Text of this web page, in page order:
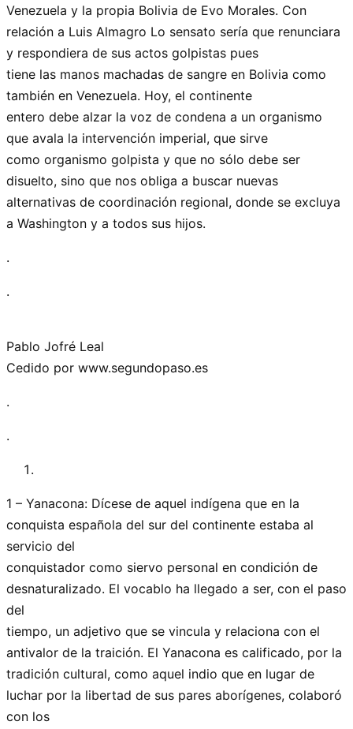
Venezuela y la propia Bolivia de Evo Morales. Con
relación a Luis Almagro Lo sensato sería que renunciara
y respondiera de sus actos golpistas pues
tiene las manos machadas de sangre en Bolivia como
también en Venezuela. Hoy, el continente
entero debe alzar la voz de condena a un organismo
que avala la intervención imperial, que sirve
como organismo golpista y que no sólo debe ser
disuelto, sino que nos obliga a buscar nuevas
alternativas de coordinación regional, donde se excluya
a Washington y a todos sus hijos.
.
.
Pablo Jofré Leal
Cedido por www.segundopaso.es
.
.
1 – Yanacona: Dícese de aquel indígena que en la
conquista española del sur del continente estaba al
servicio del
conquistador como siervo personal en condición de
desnaturalizado. El vocablo ha llegado a ser, con el paso
del
tiempo, un adjetivo que se vincula y relaciona con el
antivalor de la traición. El Yanacona es calificado, por la
tradición cultural, como aquel indio que en lugar de
luchar por la libertad de sus pares aborígenes, colaboró
con los